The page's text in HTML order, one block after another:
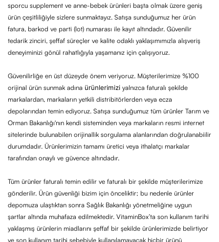
sporcu supplement ve anne-bebek ürünleri başta olmak üzere geniş
ürün çeşitliliğiyle sizlere sunmaktayız. Satışa sunduğumuz her ürün
fatura, barkod ve parti (lot) numarası ile kayıt altındadır. Güvenilir
tedarik zinciri, şeffaf süreçler ve kalite odaklı yaklaşımımızla alışveriş
deneyiminizi gönül rahatlığıyla yaşamanız için çalışıyoruz.
Güvenilirliğe en üst düzeyde önem veriyoruz. Müşterilerimize %100
orijinal ürün sunmak adına ürünlerimizi yalnızca faturalı şekilde
markalardan, markaların yetkili distribitörlerden veya ecza
depolarından temin ediyoruz. Satışa sunduğumuz tüm ürünler Tarım ve
Orman Bakanlığı'nın kendi sisteminden veya markaların resmi internet
sitelerinde bulunabilen orijinallik sorgulama alanlarından doğrulanabiilir
durumdadır. Ürünlerimizin tamamı üretici veya ithalatçı markalar
tarafından onaylı ve güvence altındadır.
Tüm ürünler faturalı temin edilir ve faturalı bir şekilde müşterilerimize
gönderilir. Ürün güvenliği bizim için önceliktir; bu nedenle ürünler
depomuza ulaştıktan sonra Sağlık Bakanlığı yönetmeliğine uygun
şartlar altında muhafaza edilmektedir. VitaminBox’ta son kullanım tarihi
yaklaşmış ürünlerin miadlarını şeffaf bir şekilde ürünlerimizde belirtiyor
ve son kullanım tarihi sebebiyle kullanılamayacak hiçbir ürünü